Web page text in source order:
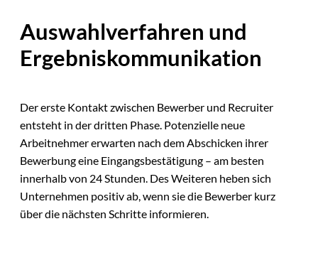
Auswahlverfahren und
Ergebniskommunikation
Der erste Kontakt zwischen Bewerber und Recruiter
entsteht in der dritten Phase. Potenzielle neue
Arbeitnehmer erwarten nach dem Abschicken ihrer
Bewerbung eine Eingangsbestätigung – am besten
innerhalb von 24 Stunden. Des Weiteren heben sich
Unternehmen positiv ab, wenn sie die Bewerber kurz
über die nächsten Schritte informieren.